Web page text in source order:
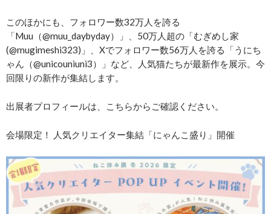
このほかにも、フォロワー数32万人を誇る
「Muu（@muu_daybyday）」、50万人超の「むぎめし家
(@mugimeshi323)」、Xでフォロワー数56万人を誇る「うにち
ゃん（@unicouniuni3）」など、人気猫たちが最新作を展示。今
回限りの新作が集結します。
出展者プロフィールは、こちらからご確認ください。
会場限定！ 人気クリエイター集結「にゃんこ盛り」開催